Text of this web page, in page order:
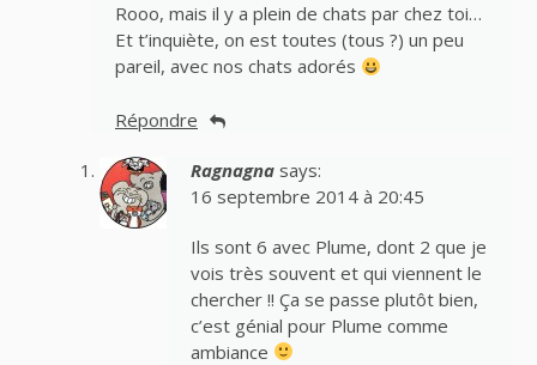
Rooo, mais il y a plein de chats par chez toi…
Et t’inquiète, on est toutes (tous ?) un peu
pareil, avec nos chats adorés
Répondre
Ragnagna says:
16 septembre 2014 à 20:45
Ils sont 6 avec Plume, dont 2 que je
vois très souvent et qui viennent le
chercher !! Ça se passe plutôt bien,
c’est génial pour Plume comme
ambiance